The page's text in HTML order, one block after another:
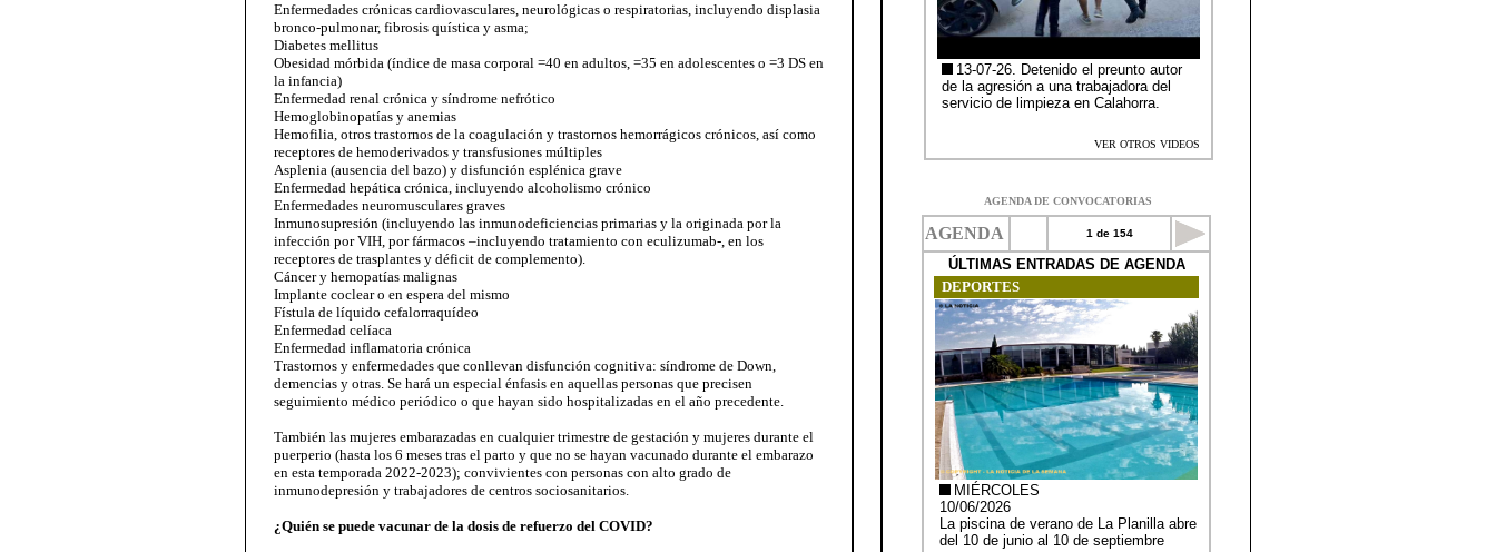
Enfermedades crónicas cardiovasculares, neurológicas o respiratorias, incluyendo displasia
bronco-pulmonar, fibrosis quística y asma;
Diabetes mellitus
Obesidad mórbida (índice de masa corporal =40 en adultos, =35 en adolescentes o =3 DS en
la infancia)
Enfermedad renal crónica y síndrome nefrótico
Hemoglobinopatías y anemias
Hemofilia, otros trastornos de la coagulación y trastornos hemorrágicos crónicos, así como
receptores de hemoderivados y transfusiones múltiples
Asplenia (ausencia del bazo) y disfunción esplénica grave
Enfermedad hepática crónica, incluyendo alcoholismo crónico
Enfermedades neuromusculares graves
Inmunosupresión (incluyendo las inmunodeficiencias primarias y la originada por la
infección por VIH, por fármacos –incluyendo tratamiento con eculizumab-, en los
receptores de trasplantes y déficit de complemento).
Cáncer y hemopatías malignas
Implante coclear o en espera del mismo
Fístula de líquido cefalorraquídeo
Enfermedad celíaca
Enfermedad inflamatoria crónica
Trastornos y enfermedades que conllevan disfunción cognitiva: síndrome de Down,
demencias y otras. Se hará un especial énfasis en aquellas personas que precisen
seguimiento médico periódico o que hayan sido hospitalizadas en el año precedente.
También las mujeres embarazadas en cualquier trimestre de gestación y mujeres durante el
puerperio (hasta los 6 meses tras el parto y que no se hayan vacunado durante el embarazo
en esta temporada 2022-2023); convivientes con personas con alto grado de
inmunodepresión y trabajadores de centros sociosanitarios.
¿Quién se puede vacunar de la dosis de refuerzo del COVID?
AGENDA DE CONVOCATORIAS